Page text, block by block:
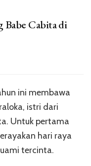
Cabita di
ini membawa
istri dari
Untuk pertama
hari raya
tercinta.